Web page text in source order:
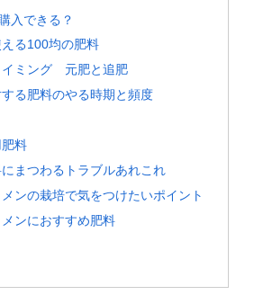
入できる？
る100均の肥料
イミング 元肥と追肥
る肥料のやる時期と頻度
料
まつわるトラブルあれこれ
ンの栽培で気をつけたいポイント
ンにおすすめ肥料